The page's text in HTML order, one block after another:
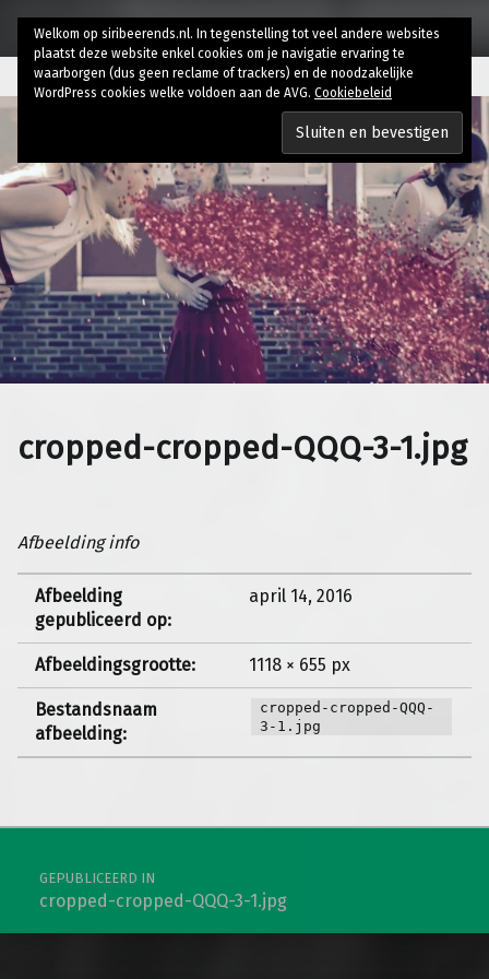
cropped-cropped-QQQ-3-1.jpg
Afbeelding info
Afbeelding
gepubliceerd op:
april 14, 2016
Afbeeldingsgrootte: 1118 × 655 px
Bestandsnaam
afbeelding:
cropped-cropped-QQQ-
3-1.jpg
Berichtnavigatie
GEPUBLICEERD IN
cropped-cropped-QQQ-3-1.jpg
Welkom op siribeerends.nl. In tegenstelling tot veel andere websites
plaatst deze website enkel cookies om je navigatie ervaring te
waarborgen (dus geen reclame of trackers) en de noodzakelijke
WordPress cookies welke voldoen aan de AVG. Cookiebeleid